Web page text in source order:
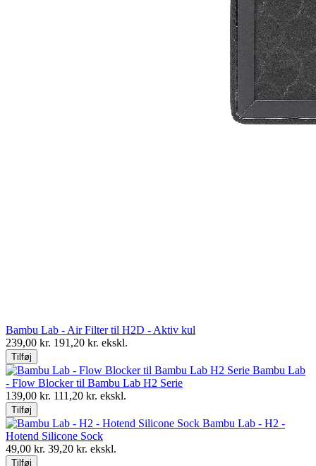
Bambu Lab - Air Filter til H2D - Aktiv kul
239,00 kr. 191,20 kr. ekskl.
Tilføj
Bambu Lab
- Flow Blocker til Bambu Lab H2 Serie
139,00 kr. 111,20 kr. ekskl.
Tilføj
Bambu Lab - H2 -
Hotend Silicone Sock
49,00 kr. 39,20 kr. ekskl.
Tilføj